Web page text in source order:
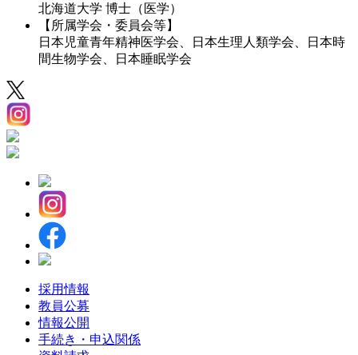
北海道大学 博士（医学）
【所属学会・委員会等】
日本児童青年精神医学会、日本生理人類学会、日本時
間生物学会、日本睡眠学会
採用情報
教員公募
情報公開
手続き・申込関係